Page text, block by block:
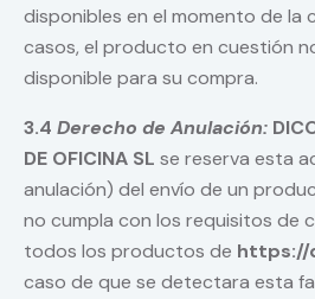
disponibles en el momento de la
casos, el producto en cuestión
disponible para su compra.
3.4 Derecho de Anulación:
DE OFICINA SL se reserva esta
anulación) del envío de un
no cumpla con los requisitos de
todos los productos de https://
caso de que se detectara esta